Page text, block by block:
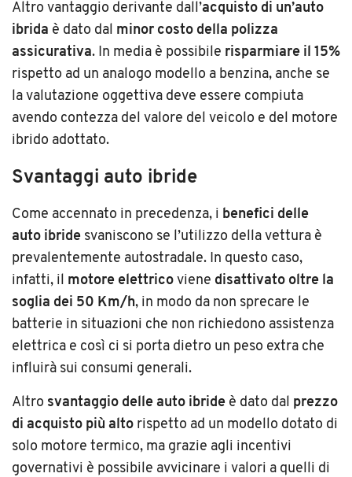
Altro vantaggio derivante dall’acquisto di un’auto
ibrida è dato dal minor costo della polizza
assicurativa. In media è possibile risparmiare il 15%
rispetto ad un analogo modello a benzina, anche se
la valutazione oggettiva deve essere compiuta
avendo contezza del valore del veicolo e del motore
ibrido adottato.
Svantaggi auto ibride
Come accennato in precedenza, i benefici delle
auto ibride svaniscono se l’utilizzo della vettura è
prevalentemente autostradale. In questo caso,
infatti, il motore elettrico viene disattivato oltre la
soglia dei 50 Km/h, in modo da non sprecare le
batterie in situazioni che non richiedono assistenza
elettrica e così ci si porta dietro un peso extra che
influirà sui consumi generali.
Altro svantaggio delle auto ibride è dato dal prezzo
di acquisto più alto rispetto ad un modello dotato di
solo motore termico, ma grazie agli incentivi
governativi è possibile avvicinare i valori a quelli di